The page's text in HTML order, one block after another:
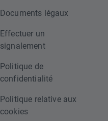
Documents légaux
Effectuer un
signalement
Politique de
confidentialité
Politique relative aux
cookies